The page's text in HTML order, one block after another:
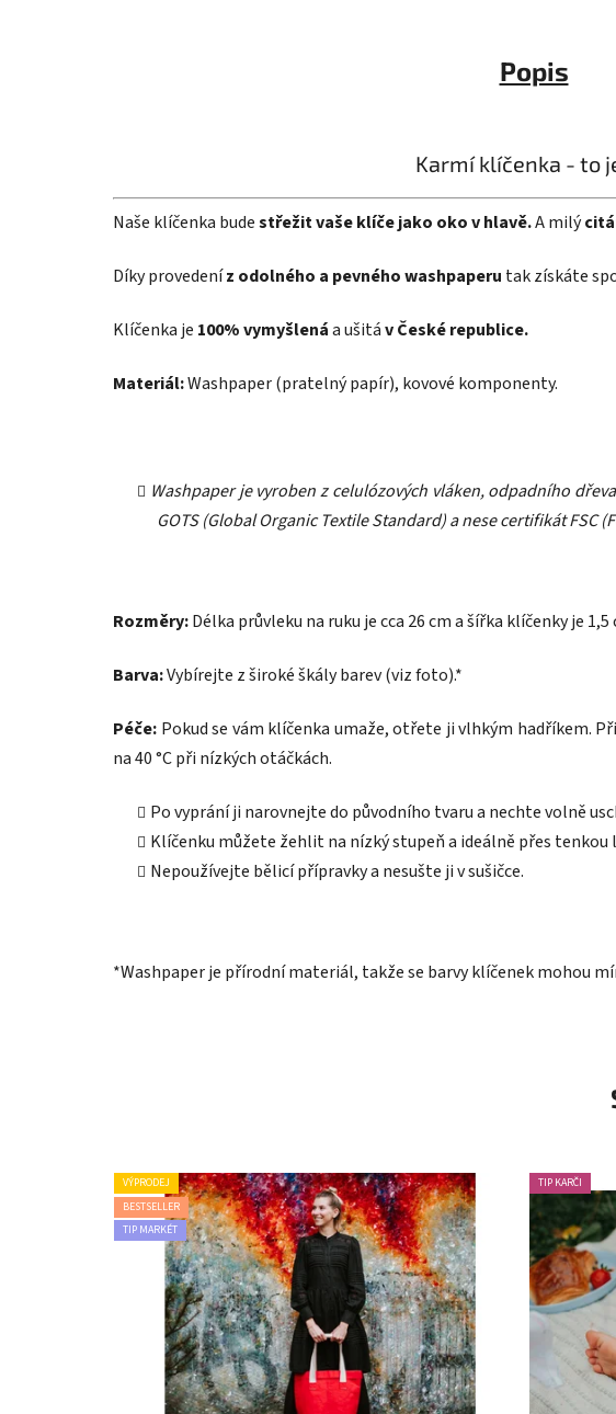
Popis
Karmí klíčenka - to
Naše klíčenka budestřežit vaše klíče jako oko v hlavě.A milý
Díky provedeníz odolného a pevného washpaperu tak získáte
Klíčenka je 100% vymyšlenáa ušitáv České republice.
Materiál:Washpaper (pratelný papír), kovové komponenty.
Washpaper je vyroben z celulózových vláken, odpadního
GOTS (Global Organic Textile Standard) a nese certifikát FSC
Rozměry:Délka průvleku na ruku je cca 26 cm a šířka klíčenky je 1,5
Barva:Vybírejte z široké škály barev (viz foto).*
Péče: Pokud se vám klíčenka umaže, otřete ji vlhkým hadříkem.
na 40 °C při nízkých otáčkách.
Po vyprání ji narovnejte do původního tvaru a nechte volně
Klíčenku můžete žehlit na nízký stupeň a ideálně přes
Nepoužívejte bělicí přípravky a nesušte ji v sušičce.
*Washpaper je přírodní materiál, takže se barvy klíčenek mohou
VÝPRODEJ
BESTSELLER
TIP MARKÉT
TIP KARČI